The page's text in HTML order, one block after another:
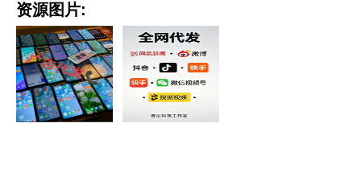
资源图片: